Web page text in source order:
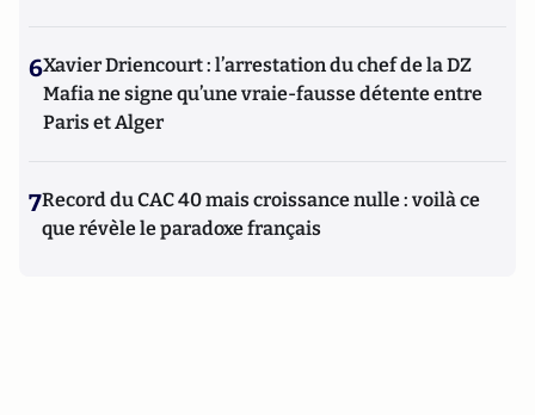
6Xavier Driencourt : l’arrestation du chef de la DZ
Mafia ne signe qu’une vraie-fausse détente entre
Paris et Alger
7Record du CAC 40 mais croissance nulle : voilà ce
que révèle le paradoxe français